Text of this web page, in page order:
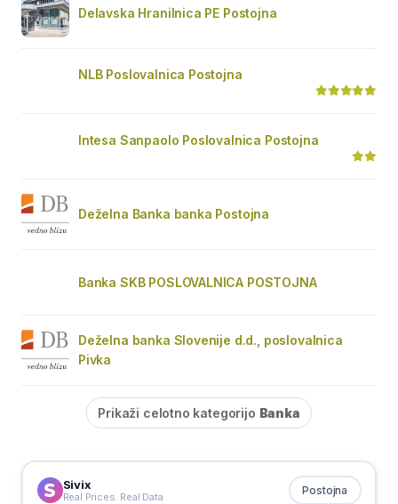
Delavska Hranilnica PE Postojna
NLB Poslovalnica Postojna
Intesa Sanpaolo Poslovalnica Postojna
Deželna Banka banka Postojna
Banka SKB POSLOVALNICA POSTOJNA
Deželna banka Slovenije d.d., poslovalnica
Pivka
Prikaži celotno kategorijo Banka
Sivix
Real Prices. Real Data Postojna